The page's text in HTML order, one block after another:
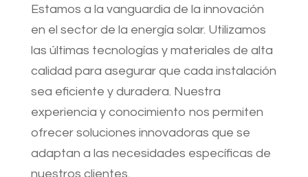
Estamos a la vanguardia de la innovación
en el sector de la energía solar. Utilizamos
las últimas tecnologías y materiales de alta
calidad para asegurar que cada instalación
sea eficiente y duradera. Nuestra
experiencia y conocimiento nos permiten
ofrecer soluciones innovadoras que se
adaptan a las necesidades específicas de
nuestros clientes.